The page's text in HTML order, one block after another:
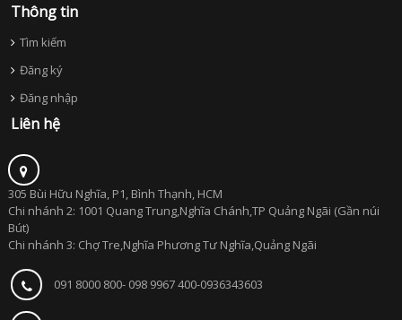
Thông tin
Tìm kiếm
Đăng ký
Đăng nhập
Liên hệ
305 Bùi Hữu Nghĩa, P1, Bình Thạnh, HCM
Chi nhánh 2: 1001 Quang Trung,Nghĩa Chánh,TP Quảng Ngãi (Gần núi
Bút)
Chi nhánh 3: Chợ Tre,Nghĩa Phương Tư Nghĩa,Quảng Ngãi
091 8000 800- 098 9967 400-0936343603